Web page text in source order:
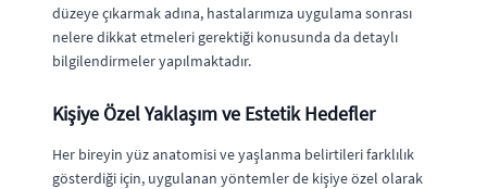
düzeye çıkarmak adına, hastalarımıza uygulama sonrası
nelere dikkat etmeleri gerektiği konusunda da detaylı
bilgilendirmeler yapılmaktadır.
Kişiye Özel Yaklaşım ve Estetik Hedefler
Her bireyin yüz anatomisi ve yaşlanma belirtileri farklılık
gösterdiği için, uygulanan yöntemler de kişiye özel olarak